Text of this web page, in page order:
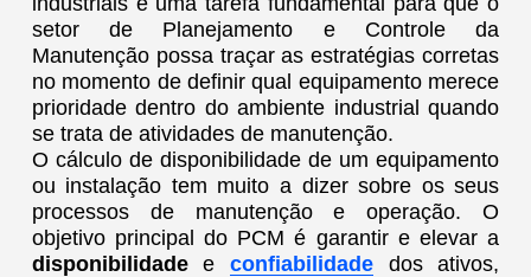
setor de Planejamento e Controle da
Manutenção possa traçar as estratégias corretas
no momento de definir qual equipamento merece
prioridade dentro do ambiente industrial quando
se trata de atividades de manutenção.
O cálculo de disponibilidade de um equipamento
ou instalação tem muito a dizer sobre os seus
processos de manutenção e operação. O
objetivo principal do PCM é garantir e elevar a
disponibilidadee confiabilidade dos ativos,